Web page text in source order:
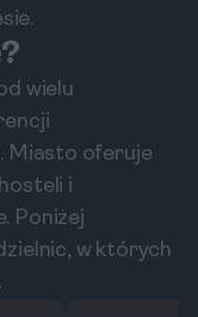
wielu
Miasto oferuje
i
Poniżej
w których